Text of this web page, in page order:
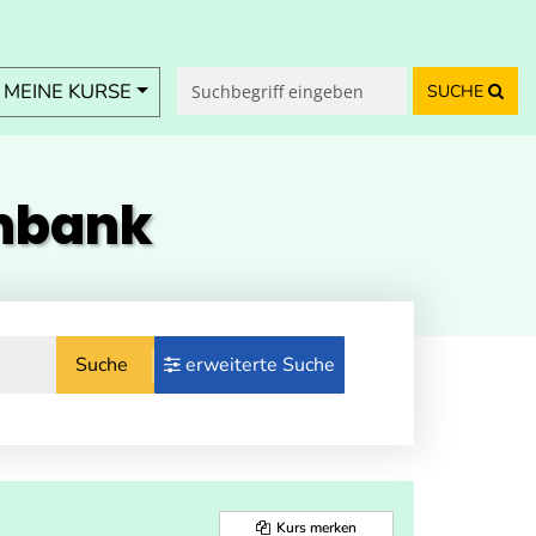
KURSE SUCHE
Suche erweiterte Suche
Kurs merken